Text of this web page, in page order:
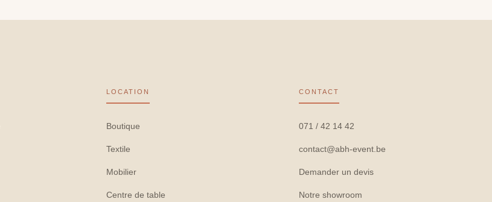
LOCATION
Boutique
Textile
Mobilier
Centre de table
CONTACT
071 / 42 14 42
contact@abh-event.be
Demander un devis
Notre showroom